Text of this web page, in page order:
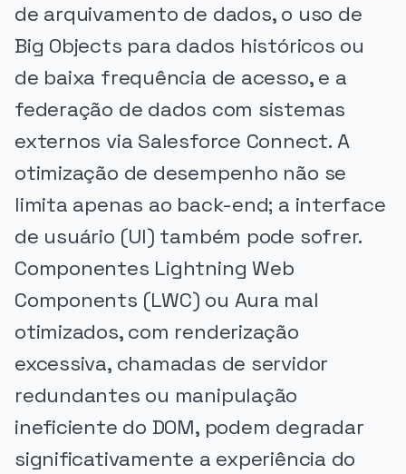
de arquivamento de dados, o uso de
Big Objects para dados históricos ou
de baixa frequência de acesso, e a
federação de dados com sistemas
externos via Salesforce Connect. A
otimização de desempenho não se
limita apenas ao back-end; a interface
de usuário (UI) também pode sofrer.
Componentes Lightning Web
Components (LWC) ou Aura mal
otimizados, com renderização
excessiva, chamadas de servidor
redundantes ou manipulação
ineficiente do DOM, podem degradar
significativamente a experiência do